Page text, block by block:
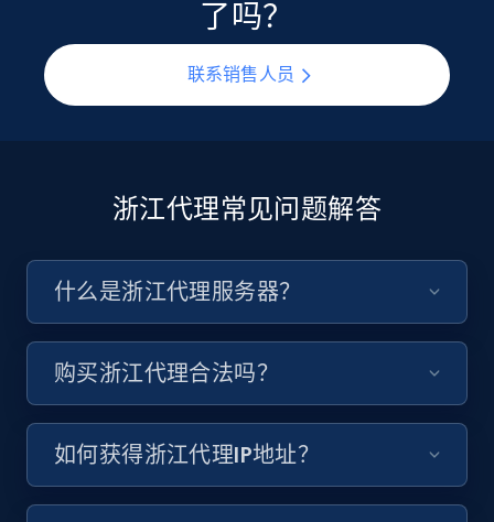
了吗？
联系销售人员
浙江代理常见问题解答
什么是浙江代理服务器？
购买浙江代理合法吗？
如何获得浙江代理IP地址？